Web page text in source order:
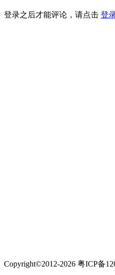
登录之后才能评论，请点击 登
Copyright©2012-2026 粤ICP备